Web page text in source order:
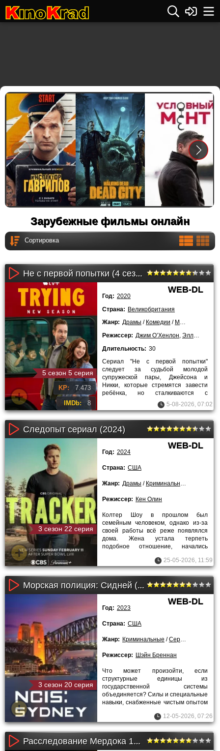
Зарубежные фильмы онлайн
Не с первой попытки (4 сезон)
5 сезон 5 серия
KP: 7.473
IMDb: 8
WEB-DL
Год: 2020
Страна: Великобритания
Жанр: Драмы / Комедии / Мелодрамы
Режиссер: Джим О’Хенлон, Эллиот Хегарти
Длительность: 30
Сериал "Не с первой попытки"
следует за судьбой молодой
супружеской пары, Джейсона и
Никки, которые стремятся завести
ребёнка, но сталкиваются с
преградами на этом пути из-за5-08-2026, 07:02
Следопыт сериал (2024)
3 сезон 22 серия
WEB-DL
Год: 2024
Страна: США
Жанр: Драмы / Криминальные
Режиссер: Кен Олин
Колтер Шоу в прошлом был
семейным человеком, однако из-за
своей работы всё реже появлялся
дома. Жена устала терпеть
подобное отношение, начались
25-05-2026, 11:59
Морская полиция: Сидней (2023)
3 сезон 20 серия
WEB-DL
Год: 2023
Страна: США
Жанр: Криминальные /Сериалы
Режиссер: Шэйн Бреннан
Что может произойти, если
структурные единицы из
государственной системы
объединяется? Силы и специальные
навыки, снабженные чистым опытом
12-05-2026, 07:26
Расследование Мердока 17 сезон
Previous Next